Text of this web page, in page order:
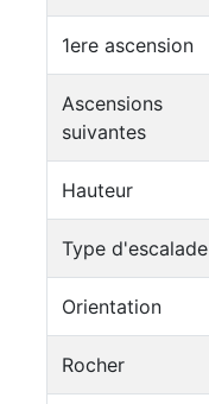
1ere ascension
Ascensions
suivantes
Hauteur
Type d'escalade
Orientation
Rocher